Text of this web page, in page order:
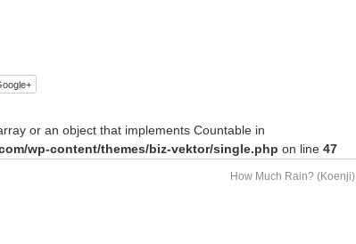
or an object that implements Countable in
wp-content/themes/biz-vektor/single.php on line 47
How Much Rain? (Koenji)